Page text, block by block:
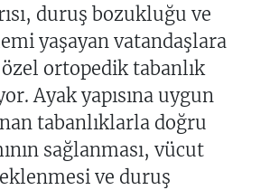
duruş bozukluğu ve
yaşayan vatandaşlara
ortopedik tabanlık
Ayak yapısına uygun
tabanlıklarla doğru
sağlanması, vücut
ve duruş